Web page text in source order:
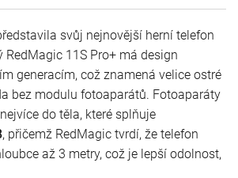
svůj nejnovější herní telefon
RedMagic 11S Pro+ má design
generacím, což znamená velice ostré
bez modulu fotoaparátů. Fotoaparáty
do těla, které splňuje
, přičemž RedMagic tvrdí, že telefon
až 3 metry, což je lepší odolnost,